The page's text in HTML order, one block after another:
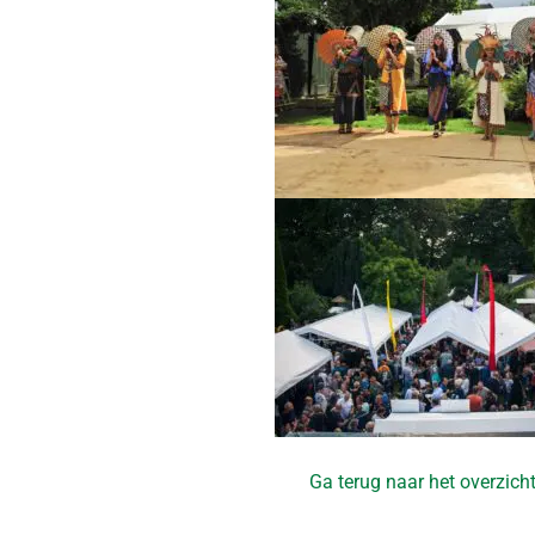
Ga terug naar het overzicht